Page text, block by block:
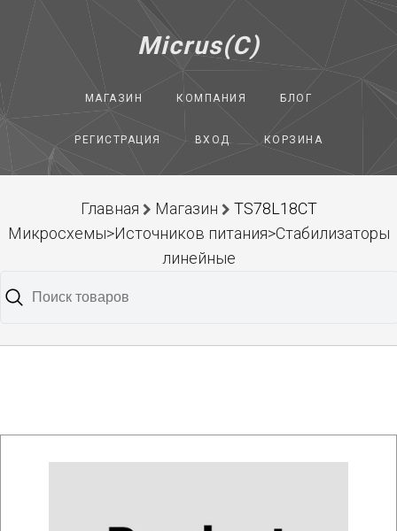
Micrus(C)
МАГАЗИН КОМПАНИЯ БЛОГ
РЕГИСТРАЦИЯ ВХОД КОРЗИНА
Главная Магазин
TS78L18CT
Микросхемы>Источников питания>Стабилизаторы
линейные